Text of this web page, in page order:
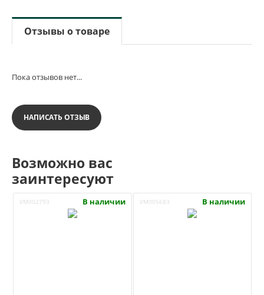
Отзывы о товаре
Пока отзывов нет...
НАПИСАТЬ ОТЗЫВ
Возможно вас
заинтересуют
УМ002793 В наличии УМ005683 В наличии